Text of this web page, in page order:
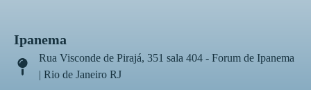
Ipanema
Rua Visconde de Pirajá, 351 sala 404 - Forum de Ipanema
| Rio de Janeiro RJ